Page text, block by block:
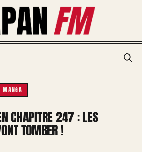
MANGA
CHAPITRE 247 : LES
TOMBER !